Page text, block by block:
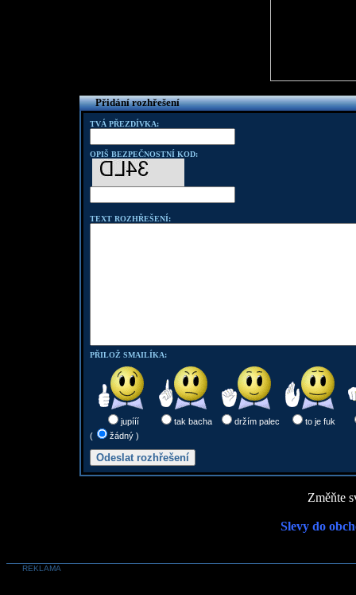
Přidání rozhřešení
TVÁ PŘEZDÍVKA:
OPIŠ BEZPEČNOSTNÍ KOD:
TEXT ROZHŘEŠENÍ:
PŘILOŽ SMAILÍKA:
jupííí tak bacha držím palec
to je fuk
(
žádný )
Změňte
Slevy do
REKLAMA